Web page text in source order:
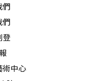
們
們
登
術中心